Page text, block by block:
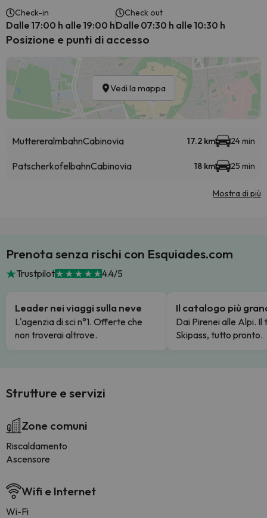
Check-in
Dalle 17:00 h alle 19:00 h
Check out
Dalle 07:30 h alle 10:30 h
Posizione e punti di accesso
Vedi la mappa
MuttereralmbahnCabinovia 17.2 km 24 min
PatscherkofelbahnCabinovia 18 km 25 min
Mostra di più
Prenota senza rischi con Esquiades.com
Trustpilot 4.4/5
Leader nei viaggi sulla neve
L'agenzia di sci n°1. Offerte che
non troverai altrove.
Il catalogo più
Dai Pirenei alle Alpi. Il
Skipass, tutto pronto.
Strutture e servizi
Zone comuni
Riscaldamento
Ascensore
Wifi e Internet
Wi-Fi